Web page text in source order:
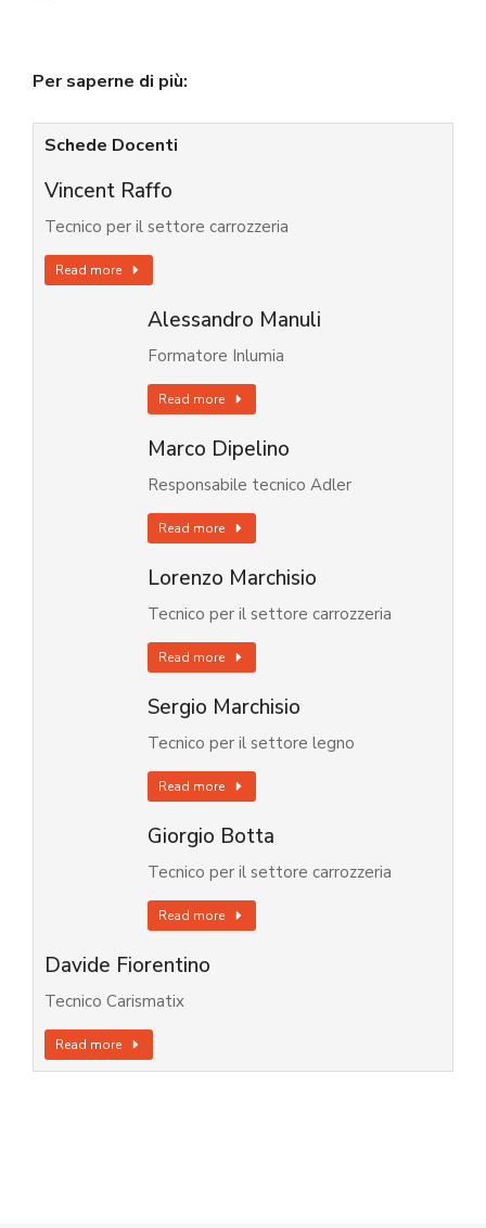
Per saperne di più:
Schede Docenti
Vincent Raffo
Tecnico per il settore carrozzeria
Read more
Alessandro Manuli
Formatore Inlumia
Read more
Marco Dipelino
Responsabile tecnico Adler
Read more
Lorenzo Marchisio
Tecnico per il settore carrozzeria
Read more
Sergio Marchisio
Tecnico per il settore legno
Read more
Giorgio Botta
Tecnico per il settore carrozzeria
Read more
Davide Fiorentino
Tecnico Carismatix
Read more